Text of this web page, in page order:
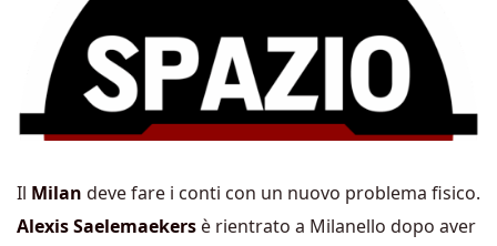
Il Milan deve fare i conti con un nuovo problema fisico.
Alexis Saelemaekers è rientrato a Milanello dopo aver